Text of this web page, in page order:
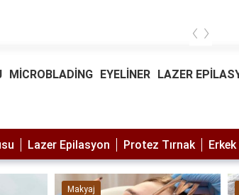
‹ ›
MİCROBLADİNG EYELİNER LAZER
Lazer Epilasyon Protez Tırnak Erkek
Makyaj